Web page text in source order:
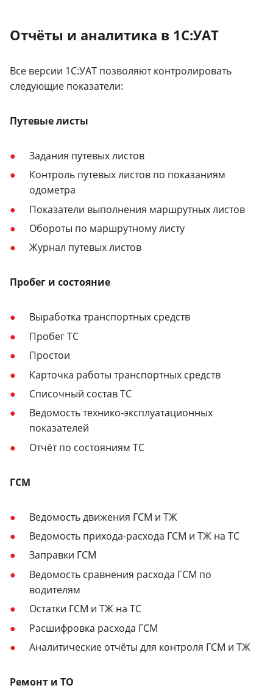
Отчёты и аналитика в 1С:УАТ
Все версии 1С:УАТ позволяют контролировать
следующие показатели:
Путевые листы
Задания путевых листов
Контроль путевых листов по показаниям
одометра
Показатели выполнения маршрутных листов
Обороты по маршрутному листу
Журнал путевых листов
Пробег и состояние
Выработка транспортных средств
Пробег ТС
Простои
Карточка работы транспортных средств
Списочный состав ТС
Ведомость технико-эксплуатационных
показателей
Отчёт по состояниям ТС
ГСМ
Ведомость движения ГСМ и ТЖ
Ведомость прихода-расхода ГСМ и ТЖ на ТС
Заправки ГСМ
Ведомость сравнения расхода ГСМ по
водителям
Остатки ГСМ и ТЖ на ТС
Расшифровка расхода ГСМ
Аналитические отчёты для контроля ГСМ и ТЖ
Ремонт и ТО